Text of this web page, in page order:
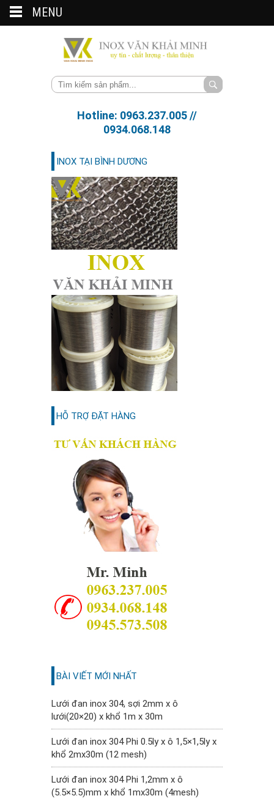
Hotline: 0963.237.005 //
0934.068.148
INOX TẠI BÌNH DƯƠNG
HỖ TRỢ ĐẶT HÀNG
BÀI VIẾT MỚI NHẤT
Lưới đan inox 304, sợi 2mm x ô
lưới(20×20) x khổ 1m x 30m
Lưới đan inox 304 Phi 0.5ly x ô 1,5×1,5ly x
khổ 2mx30m (12 mesh)
Lưới đan inox 304 Phi 1,2mm x ô
(5.5×5.5)mm x khổ 1mx30m (4mesh)
MENU